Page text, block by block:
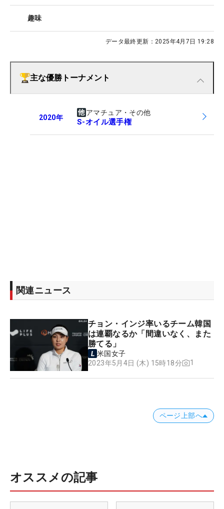
趣味
データ最終更新： 2025年4月7日 19:28
主な優勝トーナメント
2020年
アマチュア・その他
S-オイル選手権
関連ニュース
チョン・インジ率いるチーム韓国
は連覇なるか「間違いなく、また
勝てる」
米国女子
2023年5月4日 (木) 15時18分
1
ページ上部へ
オススメの記事